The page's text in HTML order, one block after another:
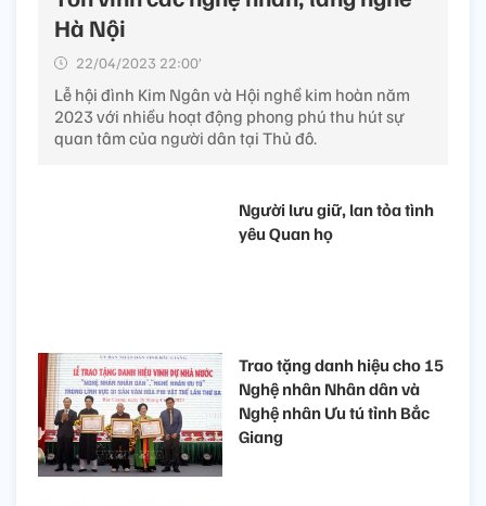
Hà Nội
22/04/2023 22:00’
Lễ hội đình Kim Ngân và Hội nghề kim hoàn năm
2023 với nhiều hoạt động phong phú thu hút sự
quan tâm của người dân tại Thủ đô.
Người lưu giữ, lan tỏa tình
yêu Quan họ
Trao tặng danh hiệu cho 15
Nghệ nhân Nhân dân và
Nghệ nhân Ưu tú tỉnh Bắc
Giang